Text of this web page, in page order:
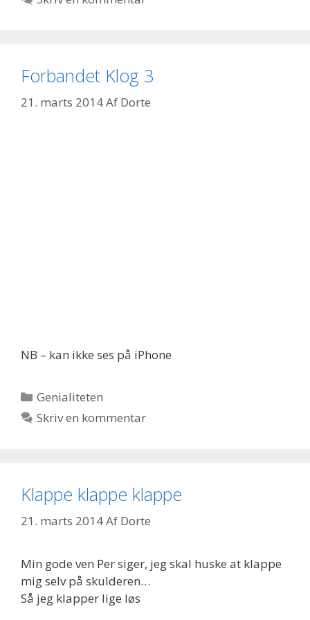
Forbandet Klog 3
21. marts 2014Af Dorte
NB – kan ikke ses på iPhone
Kategorier
Genialiteten
Skriv en kommentar
Klappe klappe klappe
21. marts 2014Af Dorte
Min gode ven Per siger, jeg skal huske at klappe
mig selv på skulderen…
Så jeg klapper lige løs